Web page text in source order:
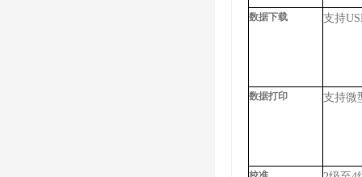
数据下载 支持
数据打印 支持微